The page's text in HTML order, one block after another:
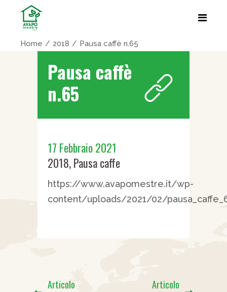
Home 2018 Pausa caffè n.65
Pausa caffè
n.65
17 Febbraio 2021
2018,Pausa caffe
https://www.avapomestre.it/wp-
content/uploads/2021/02/
Articolo
Articolo